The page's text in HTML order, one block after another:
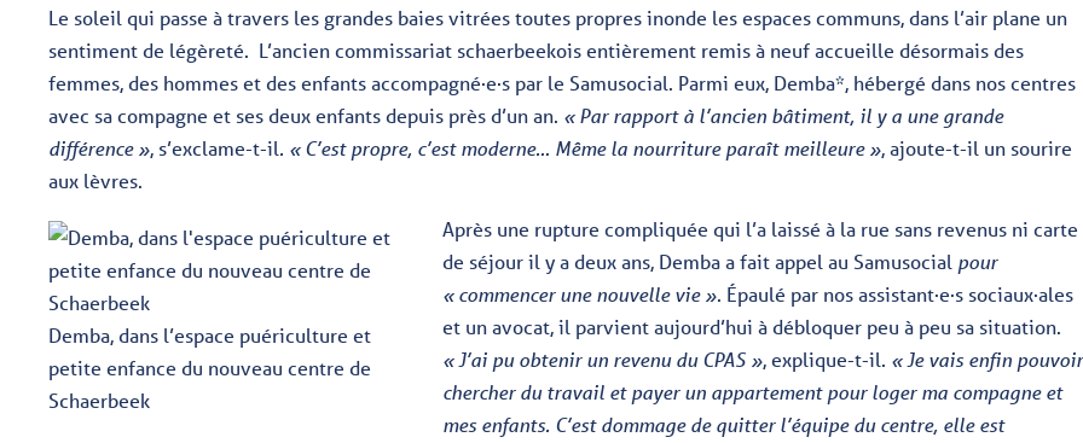
Le soleil qui passe à travers les grandes baies vitrées toutes propres inonde les espaces communs, dans l’air plane un
sentiment de légèreté. L’ancien commissariat schaerbeekois entièrement remis à neuf accueille désormais des
femmes, des hommes et des enfants accompagné·e·s par le Samusocial. Parmi eux, Demba*, hébergé dans nos centres
avec sa compagne et ses deux enfants depuis près d’un an. « Par rapport à l’ancien bâtiment, il y a une grande
différence », s’exclame-t-il. « C’est propre, c’est moderne… Même la nourriture paraît meilleure », ajoute-t-il un sourire
aux lèvres.
Demba, dans l’espace puériculture et
petite enfance du nouveau centre de
Schaerbeek
Après une rupture compliquée qui l’a laissé à la rue sans revenus ni carte
de séjour il y a deux ans, Demba a fait appel au Samusocial pour
« commencer une nouvelle vie ». Épaulé par nos assistant·e·s sociaux·ales
et un avocat, il parvient aujourd’hui à débloquer peu à peu sa situation.
« J’ai pu obtenir un revenu du CPAS », explique-t-il. « Je vais enfin pouvoir
chercher du travail et payer un appartement pour loger ma compagne et
mes enfants. C’est dommage de quitter l’équipe du centre, elle est